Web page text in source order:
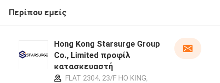
Περίπου εμείς
Hong Kong Starsurge Group
Co., Limited προφίλ
κατασκευαστή
FLAT 2304, 23/F HO KING,